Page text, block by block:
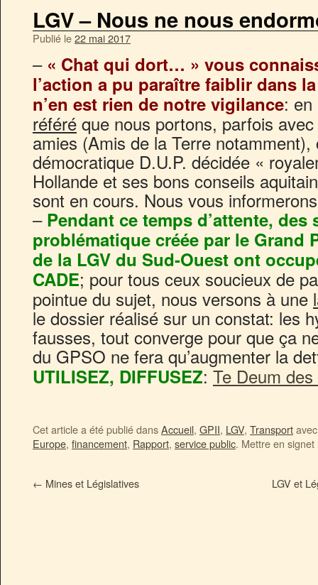
LGV – Nous ne nous
Publié le22 mai 2017
– « Chat qui dort… » vous
l’action a pu paraître faiblir dans
n’en est rien de notre vigilance:
référé que nous portons, parfois
amies (Amis de la Terre notamment),
démocratique D.U.P. décidée «
Hollande et ses bons conseils
sont en cours. Nous vous
– Pendant ce temps d’attente,
problématique créée par le Grand
de la LGV du Sud-Ouest ont
CADE; pour tous ceux soucieux de
pointue du sujet, nous versons à une
le dossier réalisé sur un constat: les
fausses, tout converge pour que ça
du GPSO ne fera qu’augmenter la
UTILISEZ, DIFFUSEZ: Te Deum des
Cet article a été publié dansAccueil, GPII, LGV, Transport
Europe, financement, Rapport, service public. Mettre en
← Mines et Législatives LGV et